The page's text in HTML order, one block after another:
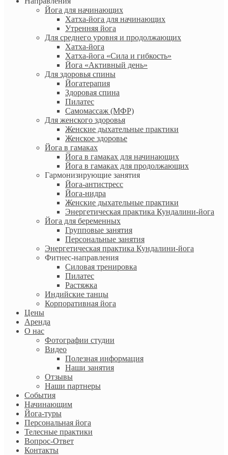
Йога для начинающих
Хатха-йога для начинающих
Утренняя йога
Для среднего уровня и продолжающих
Хатха-йога
Хатха-йога «Сила и гибкость»
Йога «Активный день»
Для здоровья спины
Йогатерапия
Здоровая спина
Пилатес
Самомассаж (МФР)
Для женского здоровья
Женские дыхательные практики
Женское здоровье
Йога в гамаках
Йога в гамаках для начинающих
Йога в гамаках для продолжающих
Гармонизирующие занятия
Йога-антистресс
Йога-нидра
Женские дыхательные практики
Энергетическая практика Кундалини-йога
Йога для беременных
Групповые занятия
Персональные занятия
Энергетическая практика Кундалини-йога
Фитнес-направления
Силовая тренировка
Пилатес
Растяжка
Индийские танцы
Корпоративная йога
Цены
Аренда
О нас
Фотографии студии
Видео
Полезная информация
Наши занятия
Отзывы
Наши партнеры
События
Начинающим
Йога-туры
Персональная йога
Телесные практики
Вопрос-Ответ
Контакты